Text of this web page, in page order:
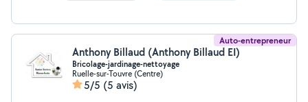
Auto-entrepreneur
Anthony Billaud (Anthony Billaud EI)
Bricolage-jardinage-nettoyage
Ruelle-sur-Touvre (Centre)
5/5 (5 avis)